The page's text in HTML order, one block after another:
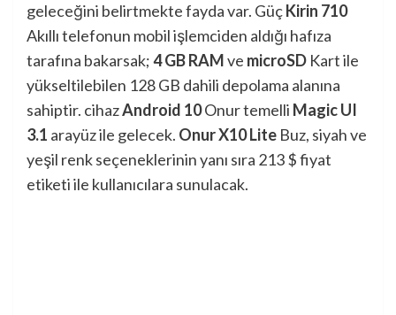
geleceğini belirtmekte fayda var. GüçKirin 710
Akıllı telefonun mobil işlemciden aldığı hafıza
tarafına bakarsak;4 GB RAMve microSD Kart ile
yükseltilebilen 128 GB dahili depolama alanına
sahiptir. cihazAndroid 10Onur temelli Magic UI
3.1 arayüz ile gelecek. Onur X10 Lite Buz, siyah ve
yeşil renk seçeneklerinin yanı sıra 213 $ fiyat
etiketi ile kullanıcılara sunulacak.